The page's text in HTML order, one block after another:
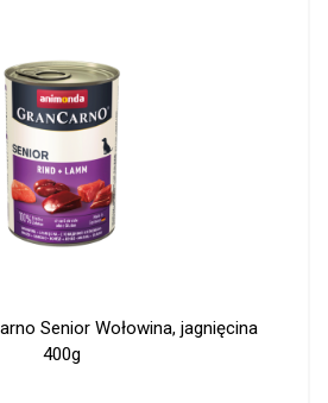
Senior Wołowina, jagnięcina
400g